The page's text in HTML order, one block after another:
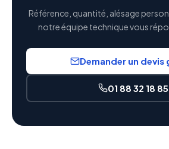
Référence, quantité, alésage
notre équipe technique vous
Demander un devis
01 88 32 18 85